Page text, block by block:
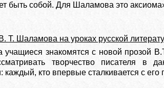
быть собой. Для Шаламова это
Т. Шаламова на уроках русской
учащиеся знакомятся с новой прозой
творчество писателя в
каждый, кто впервые сталкивается с